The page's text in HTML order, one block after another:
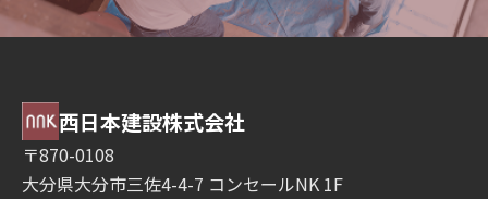
西日本建設株式会社
〒870-0108
大分県大分市三佐4-4-7 コンセールNK 1F